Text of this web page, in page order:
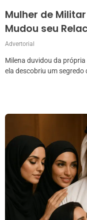
Mulher de
Mudou seu
Advertorial
Milena duvidou da
ela descobriu um